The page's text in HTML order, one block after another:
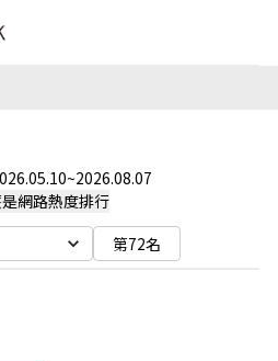
~2026.08.07
網路熱度排行
第72名